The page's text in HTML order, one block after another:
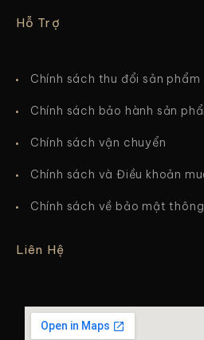
Hỗ Trợ
Chính sách thu đổi sản phẩm
Chính sách bảo hành sản
Chính sách vận chuyển
Chính sách và Điều khoản
Chính sách về bảo mật
Liên Hệ